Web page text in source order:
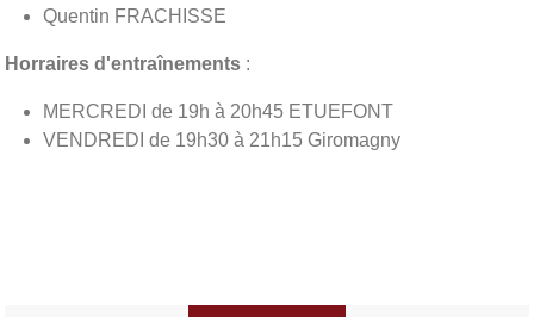
Quentin FRACHISSE
Horraires d'entraînements :
MERCREDI de 19h à 20h45 ETUEFONT
VENDREDI de 19h30 à 21h15 Giromagny